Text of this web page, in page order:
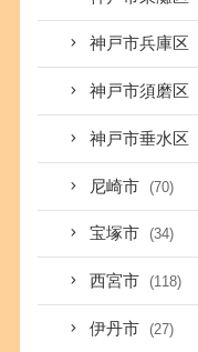
神戸市兵庫区
神戸市須磨区
神戸市垂水区
尼崎市 (70)
宝塚市 (34)
西宮市 (118)
伊丹市 (27)